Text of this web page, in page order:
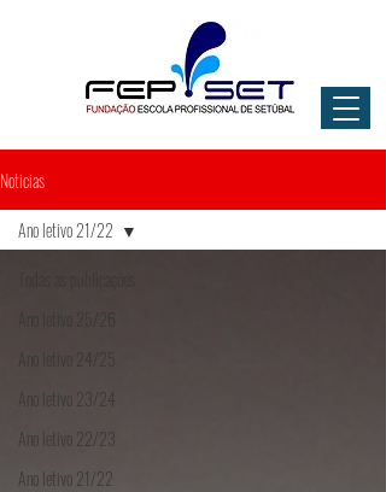
Noticias
Ano letivo 24/25
Ano letivo 23/24
Ano letivo 22/23
Ano letivo 21/22
Ano letivo 21/22